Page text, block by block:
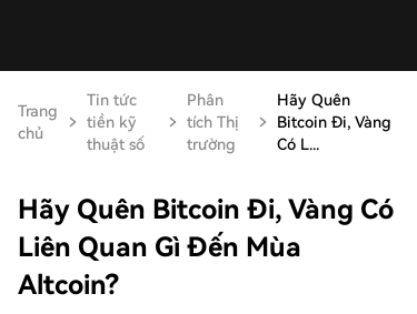
Trang
chủ
Tin tức
tiền kỹ
thuật số
Phân
tích Thị
trường
Hãy Quên
Bitcoin Đi, Vàng
Có L...
Hãy Quên Bitcoin Đi, Vàng Có
Liên Quan Gì Đến Mùa
Altcoin?